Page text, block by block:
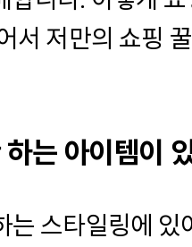
서 저만의 쇼핑
는 아이템이
는 스타일링에 있